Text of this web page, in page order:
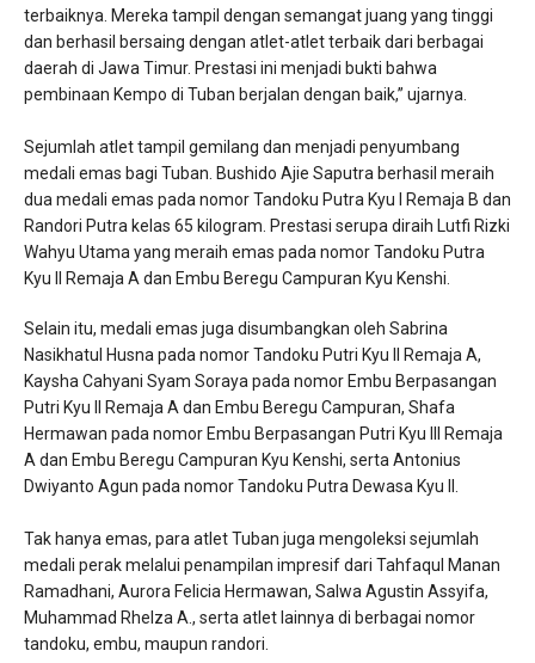
terbaiknya. Mereka tampil dengan semangat juang yang tinggi
dan berhasil bersaing dengan atlet-atlet terbaik dari berbagai
daerah di Jawa Timur. Prestasi ini menjadi bukti bahwa
pembinaan Kempo di Tuban berjalan dengan baik,” ujarnya.
Sejumlah atlet tampil gemilang dan menjadi penyumbang
medali emas bagi Tuban. Bushido Ajie Saputra berhasil meraih
dua medali emas pada nomor Tandoku Putra Kyu I Remaja B dan
Randori Putra kelas 65 kilogram. Prestasi serupa diraih Lutfi Rizki
Wahyu Utama yang meraih emas pada nomor Tandoku Putra
Kyu II Remaja A dan Embu Beregu Campuran Kyu Kenshi.
Selain itu, medali emas juga disumbangkan oleh Sabrina
Nasikhatul Husna pada nomor Tandoku Putri Kyu II Remaja A,
Kaysha Cahyani Syam Soraya pada nomor Embu Berpasangan
Putri Kyu II Remaja A dan Embu Beregu Campuran, Shafa
Hermawan pada nomor Embu Berpasangan Putri Kyu III Remaja
A dan Embu Beregu Campuran Kyu Kenshi, serta Antonius
Dwiyanto Agun pada nomor Tandoku Putra Dewasa Kyu II.
Tak hanya emas, para atlet Tuban juga mengoleksi sejumlah
medali perak melalui penampilan impresif dari Tahfaqul Manan
Ramadhani, Aurora Felicia Hermawan, Salwa Agustin Assyifa,
Muhammad Rhelza A., serta atlet lainnya di berbagai nomor
tandoku, embu, maupun randori.